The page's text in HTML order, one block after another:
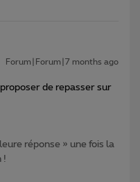
Forum|Forum|7 months ago
de repasser sur
réponse » une fois la
!